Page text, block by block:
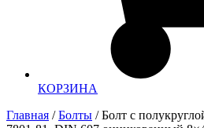
КОРЗИНА
Главная /Болты / Болт с